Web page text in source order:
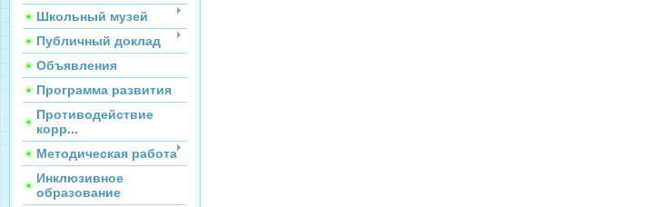
Школьный музей
Публичный доклад
Объявления
Программа развития
Противодействие
корр...
Методическая работа
Инклюзивное
образование